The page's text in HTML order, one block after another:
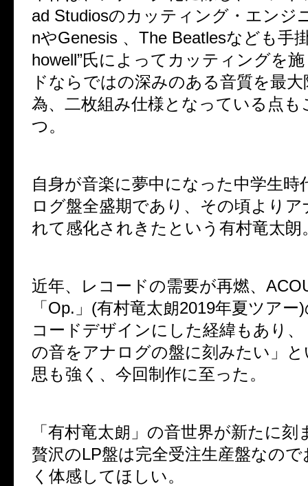
ad Studiosのカッティング・エンジ
nやGenesis 、The Beatlesなども手
howell”氏によってカッティングを
ドならではの深みのある音質を最
為、二枚組み仕様となっている点も
つ。
自身が音楽に夢中になった中学生時
ログ盤全盛期であり、その頃より
れて感化されきたという有村竜太朗
近年、レコードの需要が再燃、
「Op.」(有村竜太朗2019年夏ツア
コードデザインにした経緯もあり
の音をアナログの盤に刻みたい」
思も強く、今回制作に至った。
「有村竜太朗」の音世界が新たに刻
贅沢のLP盤は完全受注生産盤なの
く体感してほしい。